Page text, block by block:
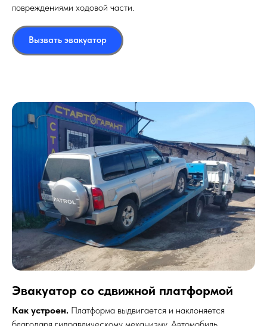
повреждениями ходовой части.
Вызвать эвакуатор
Эвакуатор со сдвижной платформой
Как устроен. Платформа выдвигается и наклоняется